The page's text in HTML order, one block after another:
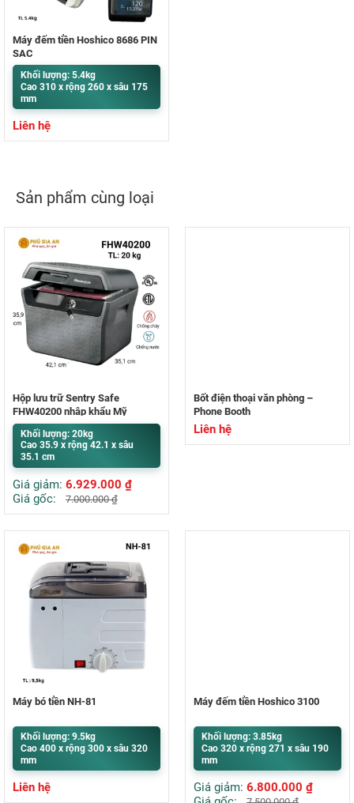
Máy đếm tiền Hoshico 8686 PIN
SẠC
Khối lượng: 5.4kg
Cao 310 x rộng 260 x sâu 175
mm
Liên hệ
Sản phẩm cùng loại
Hộp lưu trữ Sentry Safe
FHW40200 nhập khẩu Mỹ
Khối lượng: 20kg
Cao 35.9 x rộng 42.1 x sâu
35.1 cm
Giá giảm: 6.929.000 ₫
Giá gốc:
7.000.000₫
Bốt điện thoại văn phòng –
Phone Booth
Liên hệ
Máy bó tiền NH-81
Khối lượng: 9.5kg
Cao 400 x rộng 300 x sâu 320
mm
Liên hệ
Máy đếm tiền Hoshico 3100
Khối lượng: 3.85kg
Cao 320 x rộng 271 x sâu 190
mm
Giá giảm: 6.800.000 ₫